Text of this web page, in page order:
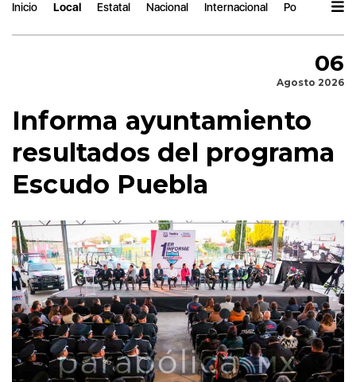
Inicio Local Estatal Nacional Internacional Política
06
Agosto 2026
Informa ayuntamiento
resultados del programa
Escudo Puebla